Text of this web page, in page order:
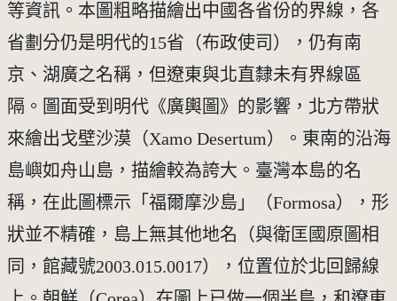
等資訊。本圖粗略描繪出中國各省份的界線，各
省劃分仍是明代的15省（布政使司），仍有南
京、湖廣之名稱，但遼東與北直隸未有界線區
隔。圖面受到明代《廣輿圖》的影響，北方帶狀
來繪出戈壁沙漠（Xamo Desertum）。東南的沿海
島嶼如舟山島，描繪較為誇大。臺灣本島的名
稱，在此圖標示「福爾摩沙島」（Formosa），形
狀並不精確，島上無其他地名（與衛匡國原圖相
同，館藏號2003.015.0017），位置位於北回歸線